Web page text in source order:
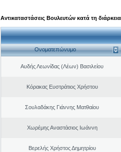
Αντικαταστάσεις Βουλευτών κατά τη
Ονοματεπώνυμο
Αυδής Λεωνίδας (Λέων) Βασιλείου
Κόρακας Ευστράτιος Χρήστου
Σουλαδάκης Γιάννης Ματθαίου
Χωρέμης Αναστάσιος Ιωάννη
Βερελής Χρήστος Δημητρίου